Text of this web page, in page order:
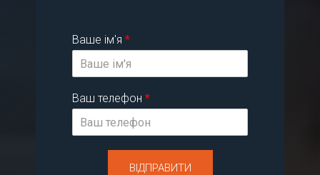
Ваше ім'я *
Ваш телефон *
ВІДПРАВИТИ